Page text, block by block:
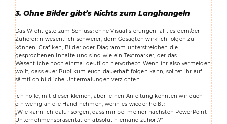
3. Ohne Bilder gibt’s Nichts zum Langhangeln
Das Wichtigste zum Schluss: ohne Visualisierungen fällt es dem/der
Zuhörer:in wesentlich schwerer, dem Gesagten wirklich folgen zu
können. Grafiken, Bilder oder Diagramm unterstreichen die
gesprochenen Inhalte und sind wie ein Textmarker, der das
Wesentliche noch einmal deutlich hervorhebt. Wenn ihr also vermeiden
wollt, dass euer Publikum euch dauerhaft folgen kann, solltet ihr auf
sämtlich bildliche Untermalungen verzichten.
Ich hoffe, mit dieser kleinen, aber feinen Anleitung konnten wir euch
ein wenig an die Hand nehmen, wenn es wieder heißt:
„Wie kann ich dafür sorgen, dass mir bei meiner nächsten PowerPoint
Unternehmenspräsentation absolut niemand zuhört?“